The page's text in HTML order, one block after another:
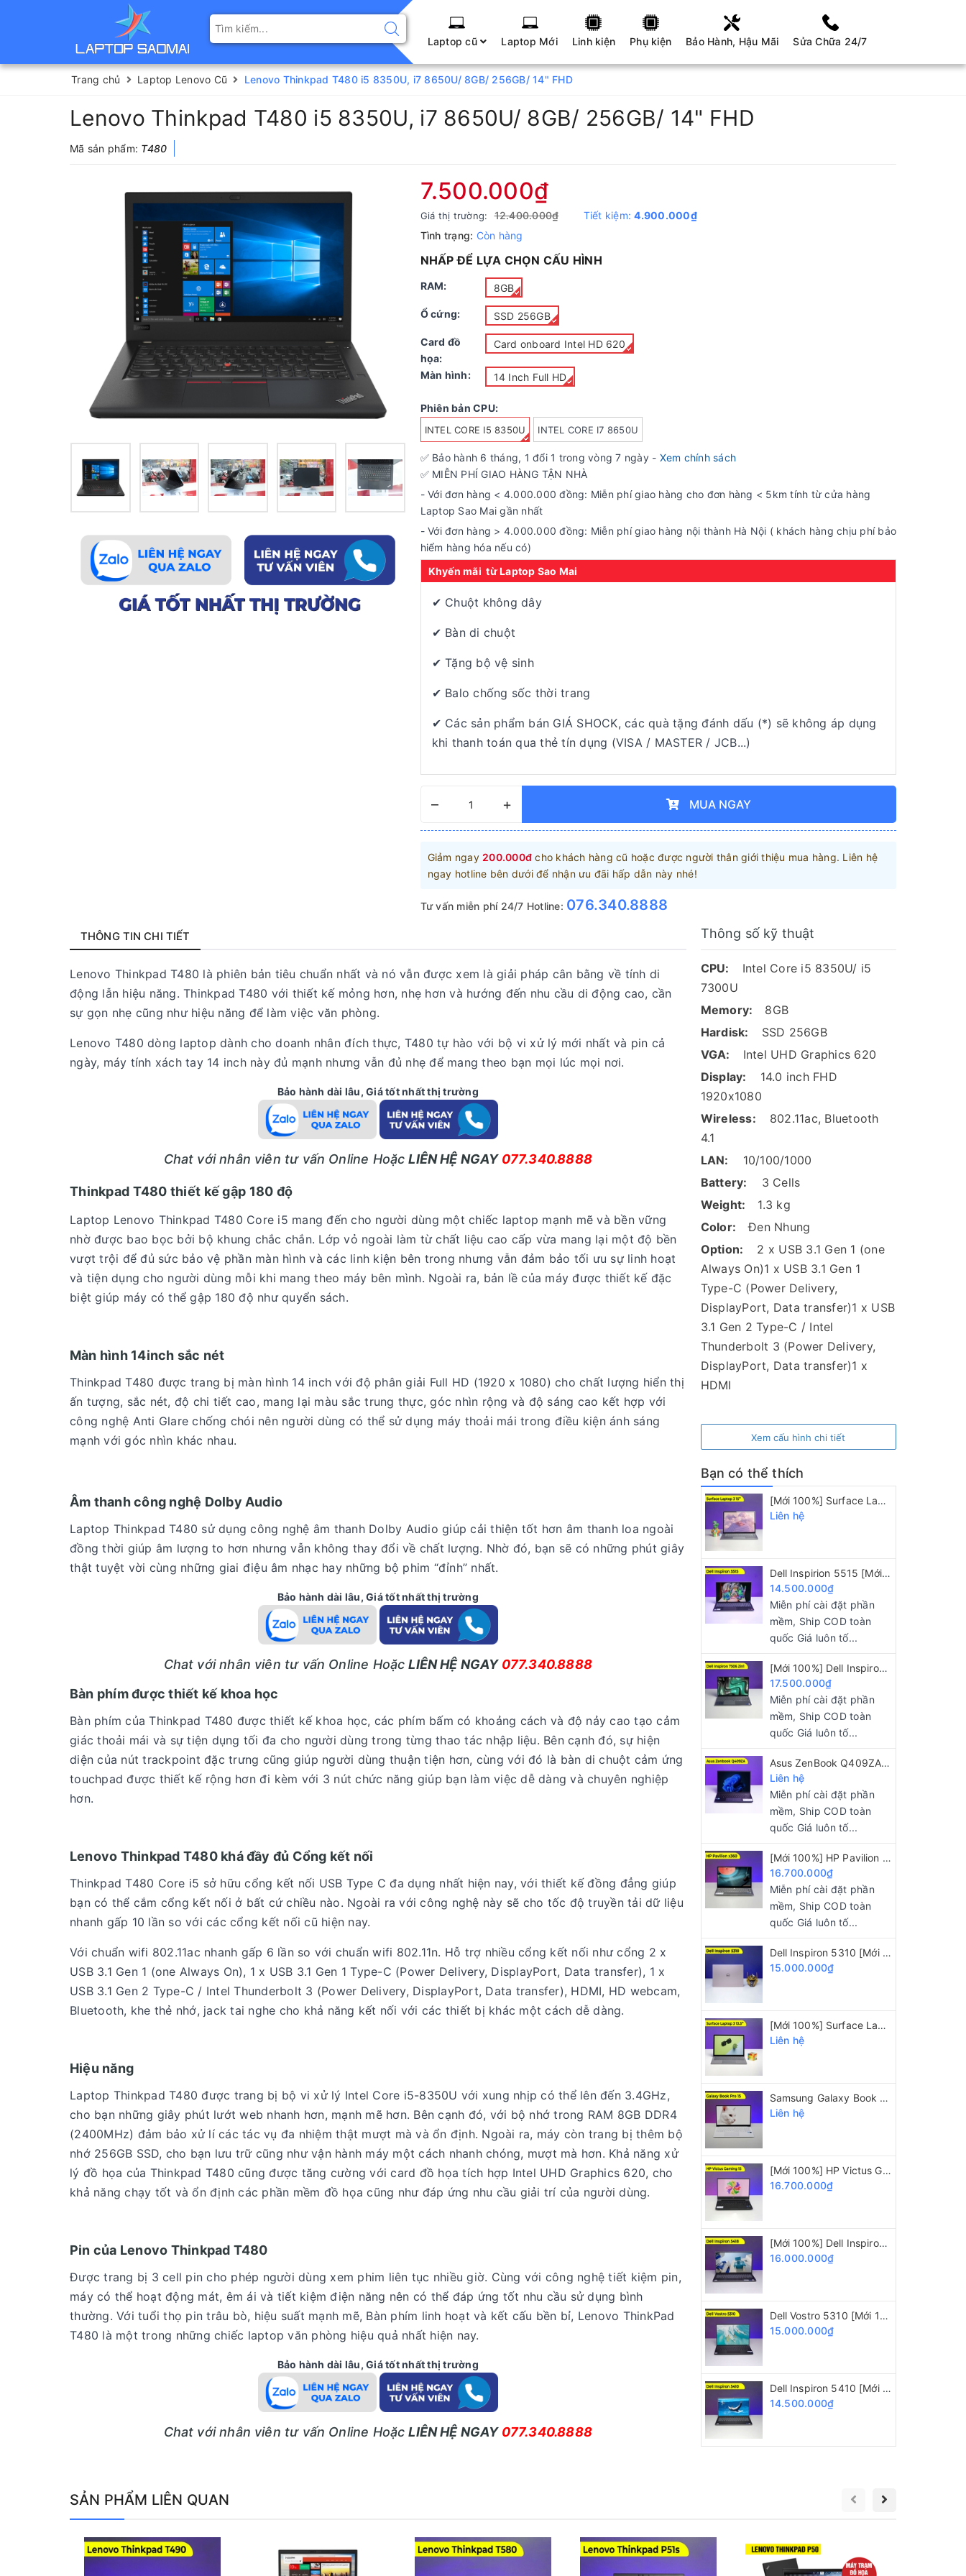
Laptop cũ Laptop Mới Linh kiện Phụ kiện Bảo Hành, Hậu Mãi Sửa Chữa 24/7
Trang chủ Laptop Lenovo Cũ Lenovo Thinkpad T480 i5 8350U, i7 8650U/ 8GB/ 256GB/ 14" FHD
Lenovo Thinkpad T480 i5 8350U, i7 8650U/ 8GB/ 256GB/ 14" FHD
Mã sản phẩm: T480
7.500.000₫
Giá thị trường: 12.400.000₫ Tiết kiệm:4.900.000₫
Tình trạng: Còn hàng
NHẤP ĐỂ LỰA CHỌN CẤU HÌNH
RAM: 8GB
Ổ cứng: SSD 256GB
Card đồ
họa:
Card onboard Intel HD 620
Màn hình: 14 Inch Full HD
Phiên bản CPU:
INTEL CORE I5 8350U INTEL CORE I7 8650U
✅ Bảo hành 6 tháng, 1 đổi 1 trong vòng 7 ngày - Xem chính sách
✅ MIỄN PHÍ GIAO HÀNG TẬN NHÀ
- Với đơn hàng < 4.000.000 đồng: Miễn phí giao hàng cho đơn hàng < 5km tính từ cửa hàng
Laptop Sao Mai gần nhất
- Với đơn hàng > 4.000.000 đồng: Miễn phí giao hàng nội thành Hà Nội ( khách hàng chịu phí bảo
hiểm hàng hóa nếu có)
Khyến mãi từ Laptop Sao Mai
✔ Chuột không dây
✔ Bàn di chuột
✔ Tặng bộ vệ sinh
✔ Balo chống sốc thời trang
✔ Các sản phẩm bán GIÁ SHOCK, các quà tặng đánh dấu (*) sẽ không áp dụng
khi thanh toán qua thẻ tín dụng (VISA / MASTER / JCB...)
– + MUA NGAY
Giảm ngay 200.000đ cho khách hàng cũ hoặc được người thân giới thiệu mua hàng. Liên hệ
ngay hotline bên dưới để nhận ưu đãi hấp dẫn này nhé!
Tư vấn miễn phí 24/7 Hotline: 076.340.8888
THÔNG TIN CHI TIẾT
Lenovo Thinkpad T480 là phiên bản tiêu chuẩn nhất và nó vẫn được xem là giải pháp cân bằng về tính di
động lẫn hiệu năng. Thinkpad T480 với thiết kế mỏng hơn, nhẹ hơn và hướng đến nhu cầu di động cao, cần
sự gọn nhẹ cũng như hiệu năng để làm việc văn phòng.
Lenovo T480 dòng laptop dành cho doanh nhân đích thực, T480 tự hào với bộ vi xử lý mới nhất và pin cả
ngày, máy tính xách tay 14 inch này đủ mạnh nhưng vẫn đủ nhẹ để mang theo bạn mọi lúc mọi nơi.
Bảo hành dài lâu, Giá tốt nhất thị trường
Chat với nhân viên tư vấn Online HoặcLIÊN HỆ NGAY 077.340.8888
Thinkpad T480 thiết kế gập 180 độ
Laptop Lenovo Thinkpad T480 Core i5 mang đến cho người dùng một chiếc laptop mạnh mẽ và bền vững
nhờ được bao bọc bởi bộ khung chắc chắn. Lớp vỏ ngoài làm từ chất liệu cao cấp vừa mang lại một độ bền
vượt trội để đủ sức bảo vệ phần màn hình và các linh kiện bên trong nhưng vẫn đảm bảo tối ưu sự linh hoạt
và tiện dụng cho người dùng mỗi khi mang theo máy bên mình. Ngoài ra, bản lề của máy được thiết kế đặc
biệt giúp máy có thể gập 180 độ như quyển sách.
Màn hình 14inch sắc nét
Thinkpad T480 được trang bị màn hình 14 inch với độ phân giải Full HD (1920 x 1080) cho chất lượng hiển thị
ấn tượng, sắc nét, độ chi tiết cao, mang lại màu sắc trung thực, góc nhìn rộng và độ sáng cao kết hợp với
công nghệ Anti Glare chống chói nên người dùng có thể sử dụng máy thoải mái trong điều kiện ánh sáng
mạnh với góc nhìn khác nhau.
Âm thanh công nghệ Dolby Audio
Laptop Thinkpad T480 sử dụng công nghệ âm thanh Dolby Audio giúp cải thiện tốt hơn âm thanh loa ngoài
đồng thời giúp âm lượng to hơn nhưng vẫn không thay đổi về chất lượng. Nhờ đó, bạn sẽ có những phút giây
thật tuyệt vời cùng những giai điệu âm nhạc hay những bộ phim “đỉnh” nhất.
Bảo hành dài lâu, Giá tốt nhất thị trường
Chat với nhân viên tư vấn Online HoặcLIÊN HỆ NGAY 077.340.8888
Bàn phím được thiết kế khoa học
Bàn phím của Thinkpad T480 được thiết kế khoa học, các phím bấm có khoảng cách và độ nảy cao tạo cảm
giác thoải mái và sự tiện dụng tối đa cho người dùng trong từng thao tác nhập liệu. Bên cạnh đó, sự hiện
diện của nút trackpoint đặc trưng cũng giúp người dùng thuận tiện hơn, cùng với đó là bàn di chuột cảm ứng
touchpad được thiết kế rộng hơn đi kèm với 3 nút chức năng giúp bạn làm việc dễ dàng và chuyên nghiệp
hơn.
Lenovo Thinkpad T480 khá đầy đủ Cổng kết nối
Thinkpad T480 Core i5 sở hữu cổng kết nối USB Type C đa dụng nhất hiện nay, với thiết kế đồng đẳng giúp
bạn có thể cắm cổng kết nối ở bất cứ chiều nào. Ngoài ra với công nghệ này sẽ cho tốc độ truyền tải dữ liệu
nhanh gấp 10 lần so với các cổng kết nối cũ hiện nay.
Với chuẩn wifi 802.11ac nhanh gấp 6 lần so với chuẩn wifi 802.11n. Hỗ trợ nhiều cổng kết nối như cổng 2 x
USB 3.1 Gen 1 (one Always On), 1 x USB 3.1 Gen 1 Type-C (Power Delivery, DisplayPort, Data transfer), 1 x
USB 3.1 Gen 2 Type-C / Intel Thunderbolt 3 (Power Delivery, DisplayPort, Data transfer), HDMI, HD webcam,
Bluetooth, khe thẻ nhớ, jack tai nghe cho khả năng kết nối với các thiết bị khác một cách dễ dàng.
Hiệu năng
Laptop Thinkpad T480 được trang bị bộ vi xử lý Intel Core i5-8350U với xung nhịp có thể lên đến 3.4GHz,
cho bạn những giây phút lướt web nhanh hơn, mạnh mẽ hơn. Bên cạnh đó, với bộ nhớ trong RAM 8GB DDR4
(2400MHz) đảm bảo xử lí các tác vụ đa nhiệm thật mượt mà và ổn định. Ngoài ra, máy còn trang bị thêm bộ
nhớ 256GB SSD, cho bạn lưu trữ cũng như vận hành máy một cách nhanh chóng, mượt mà hơn. Khả năng xử
lý đồ họa của Thinkpad T480 cũng được tăng cường với card đồ họa tích hợp Intel UHD Graphics 620, cho
khả năng chạy tốt và ổn định các phần mềm đồ họa cũng như đáp ứng nhu cầu giải trí của người dùng.
Pin của Lenovo Thinkpad T480
Được trang bị 3 cell pin cho phép người dùng xem phim liên tục nhiều giờ. Cùng với công nghệ tiết kiệm pin,
máy có thể hoạt động mát, êm ái và tiết kiệm điện năng nên có thể đáp ứng tốt nhu cầu sử dụng bình
thường. Với tuổi thọ pin trâu bò, hiệu suất mạnh mẽ, Bàn phím linh hoạt và kết cấu bền bỉ, Lenovo ThinkPad
T480 là một trong những chiếc laptop văn phòng hiệu quả nhất hiện nay.
Bảo hành dài lâu, Giá tốt nhất thị trường
Chat với nhân viên tư vấn Online HoặcLIÊN HỆ NGAY 077.340.8888
Thông số kỹ thuật
CPU:
Intel Core i5 8350U/ i5
7300U
Memory: 8GB
Hardisk:
SSD 256GB
VGA:
Intel UHD Graphics 620
Display:
14.0 inch FHD
1920x1080
Wireless:
802.11ac, Bluetooth
4.1
LAN:
10/100/1000
Battery:
3 Cells
Weight: 1.3 kg
Color:Đen Nhung
Option:
2 x USB 3.1 Gen 1 (one
Always On)1 x USB 3.1 Gen 1
Type-C (Power Delivery,
DisplayPort, Data transfer)1 x USB
3.1 Gen 2 Type-C / Intel
Thunderbolt 3 (Power Delivery,
DisplayPort, Data transfer)1 x
HDMI
Xem cấu hình chi tiết
Bạn có thể thích
[Mới 100%] Surface Laptop 3/ AMD Ryzen 5 3580U/ 8GB/ 128GB/ 15" 2K
Liên hệ
Dell Inspirion 5515 [Mới 100%] Ryzen R5 5500U/ 8GB/ 256GB/ 15.6" FHD IPS
14.500.000₫
Miễn phí cài đặt phần
mềm, Ship COD toàn
quốc Giá luôn tố...
[Mới 100%] Dell Inspiron 7506 2in1 i5 1135G7/ 8GB/ 256GB/ 15.6 FHD
17.500.000₫
Miễn phí cài đặt phần
mềm, Ship COD toàn
quốc Giá luôn tố...
Asus ZenBook Q409ZA [Mới 100%] Core i5-1240P/ 8GB/ 256GB/ 14" 2.8K OLED
Liên hệ
Miễn phí cài đặt phần
mềm, Ship COD toàn
quốc Giá luôn tố...
[Mới 100%] HP Pavilion x360 i5 1125G4/ 8GB/ 512GB/ 14"FHD/ Touch 2 IN 1
16.700.000₫
Miễn phí cài đặt phần
mềm, Ship COD toàn
quốc Giá luôn tố...
Dell Inspiron 5310 [Mới 100%] Core i5 11320H/ 16GB/ 512GB/ 13.3 inch 2K
15.000.000₫
[Mới 100%] Surface Laptop 3/ i5 1035G7/ 8GB/ 128GB/ 13.5" 2K
Liên hệ
Samsung Galaxy Book Pro 15 [Mới 100%] i5 1135G7/ 8GB/ SSD 512GB/ 15.6" FHD
Liên hệ
[Mới 100%] HP Victus Gaming 15 i5 12450H/ 8GB/ 512GB/ GTX 1650/ 15.6" 144Hz
16.700.000₫
[Mới 100%] Dell Inspiron 5418 i5 11320H/ 16GB/ 512GB/ Intel Iris Xe/ 14 Inch FHD
16.000.000₫
Dell Vostro 5310 [Mới 100%] Core i5 11320H/ 16GB/ 512GB/ Intel Iris Xe/ 13.3 inch FHD+
15.000.000₫
Dell Inspiron 5410 [Mới 100%] Core i5 11300H/ 16GB/ 512GB/ 14" FHD
14.500.000₫
SẢN PHẨM LIÊN QUAN